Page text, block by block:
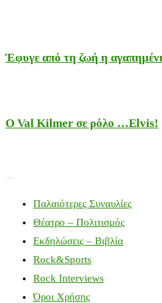
Έφυγε από τη ζωή η
Ο Val Kilmer σε ρόλο …Elvis!
Παλαιότερες Συναυλίες
Θέατρο – Πολιτισμός
Εκδηλώσεις – Βιβλία
Rock&Sports
Rock Interviews
Όροι Χρήσης